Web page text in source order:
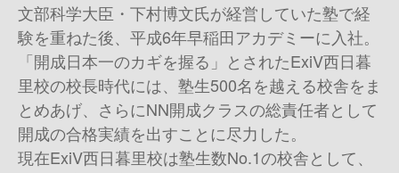
文部科学大臣・下村博文氏が経営していた塾で経
験を重ねた後、平成6年早稲田アカデミーに入社。
「開成日本一のカギを握る」とされたExiV西日暮
里校の校長時代には、塾生500名を越える校舎をま
とめあげ、さらにNN開成クラスの総責任者として
開成の合格実績を出すことに尽力した。
現在ExiV西日暮里校は塾生数No.1の校舎として、